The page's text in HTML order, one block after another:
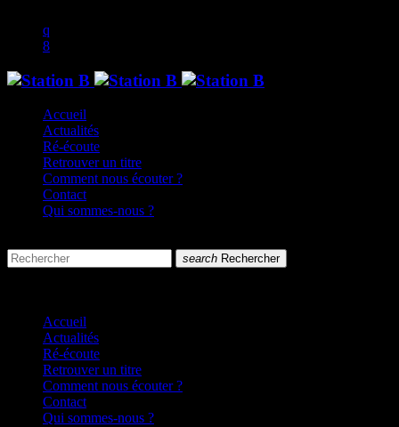
Accueil
Actualités
Ré-écoute
Retrouver un titre
Comment nous écouter ?
Contact
Qui sommes-nous ?
search Rechercher
Accueil
Actualités
Ré-écoute
Retrouver un titre
Comment nous écouter ?
Contact
Qui sommes-nous ?